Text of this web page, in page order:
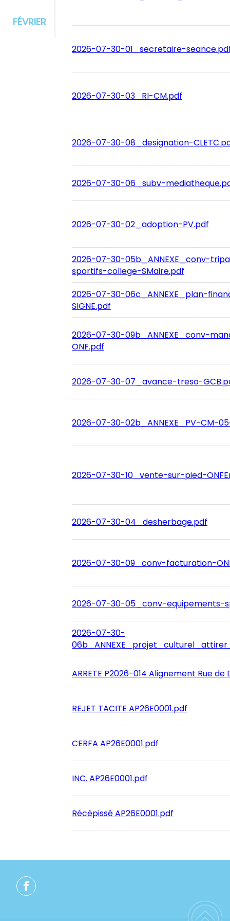
FÉVRIER
2026-07-30-01_secretaire-
2026-07-30-03_RI-CM.pdf
2026-07-30-08_designation-
2026-07-30-06_subv-
2026-07-30-02_adoption-PV.pdf
2026-07-30-05b_ANNEXE_conv-
sportifs-college-SMaire.pdf
2026-07-30-06c_ANNEXE_plan-
SIGNE.pdf
2026-07-30-09b_ANNEXE_conv-
ONF.pdf
2026-07-30-07_avance-treso-
2026-07-30-02b_ANNEXE_PV-CM-
2026-07-30-10_vente-sur-pied-
2026-07-30-04_desherbage.pdf
2026-07-30-09_conv-facturation-
2026-07-30-05_conv-equipements-
2026-07-30-
ARRETE P2026-014 Alignement Rue
REJET TACITE AP26E0001.pdf
CERFA AP26E0001.pdf
INC. AP26E0001.pdf
Récépissé AP26E0001.pdf